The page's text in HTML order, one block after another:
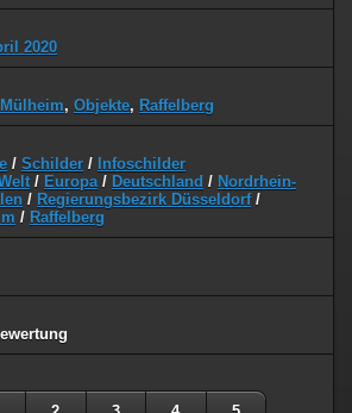
2020
Mülheim, Objekte, Raffelberg
/ Schilder / Infoschilder
/ Europa/ Deutschland / Nordrhein-
/ Regierungsbezirk Düsseldorf/
/ Raffelberg